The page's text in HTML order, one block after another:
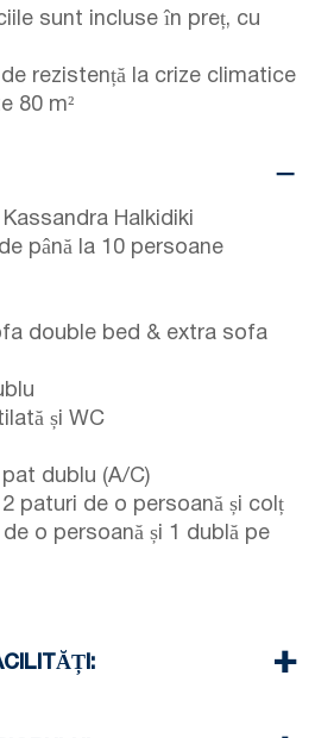
sunt incluse în preț, cu
rezistență la crize climatice
80 m²
Halkidiki
până la 10 persoane
double bed & extra sofa
și WC
dublu (A/C)
paturi de o persoană și colț
o persoană și 1 dublă pe